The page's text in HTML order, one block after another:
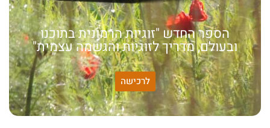
הספר החדש "זוגיות הרמונית בתוכנו
ובעולם, מדריך לזוגיות והגשמה עצמית"
לרכישה
האמונה שלי: